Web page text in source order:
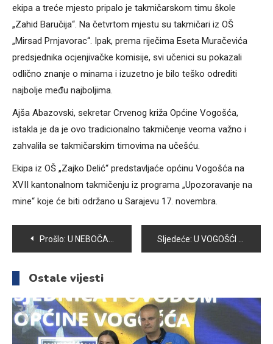
ekipa a treće mjesto pripalo je takmičarskom timu škole
„Zahid Baručija“. Na četvrtom mjestu su takmičari iz OŠ
„Mirsad Prnjavorac“. Ipak, prema riječima Eseta Muračevića
predsjednika ocjenjivačke komisije, svi učenici su pokazali
odlično znanje o minama i izuzetno je bilo teško odrediti
najbolje među najboljima.
Ajša Abazovski, sekretar Crvenog križa Općine Vogošća,
istakla je da je ovo tradicionalno takmičenje veoma važno i
zahvalila se takmičarskim timovima na učešću.
Ekipa iz OŠ „Zajko Delić“ predstavljaće općinu Vogošća na
XVII kantonalnom takmičenju iz programa „Upozoravanje na
mine“ koje će biti održano u Sarajevu 17. novembra.
Navigacija
članaka
Prošlo: U NEBOČAJU I GORI OBNOVLJENE TRI KUĆE Sljedeće: U VOGOŠĆI POČELA REALIZACIJA PROJEKTA „JUDO U ŠKOLAMA“
Ostale vijesti